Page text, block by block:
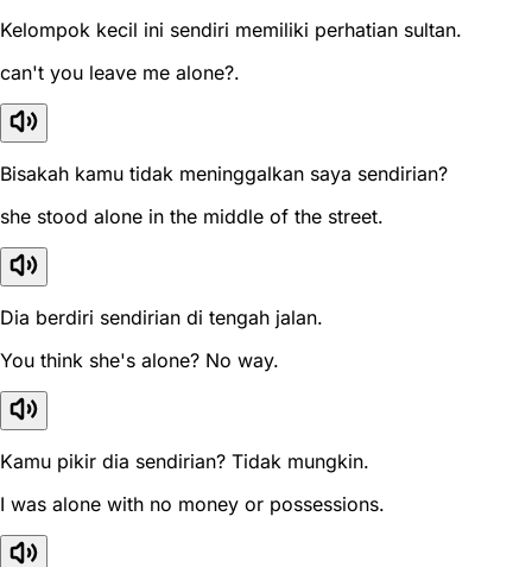
Kelompok kecil ini sendiri memiliki perhatian sultan.
can't you leave me alone?.
Bisakah kamu tidak meninggalkan saya sendirian?
she stood alone in the middle of the street.
Dia berdiri sendirian di tengah jalan.
You think she's alone? No way.
Kamu pikir dia sendirian? Tidak mungkin.
I was alone with no money or possessions.